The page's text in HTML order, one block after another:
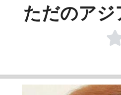
ただのア